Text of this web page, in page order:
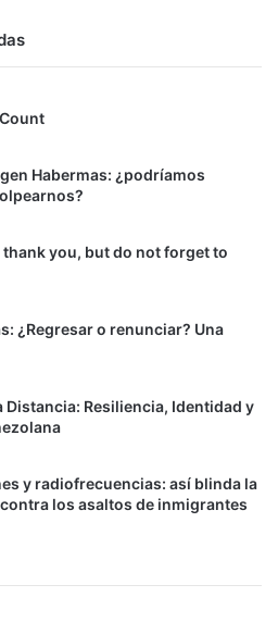
Habermas: ¿podríamos
thank you, but do not forget to
¿Regresar o renunciar? Una
Resiliencia, Identidad y
y radiofrecuencias: así blinda la
los asaltos de inmigrantes